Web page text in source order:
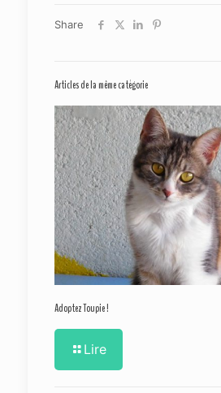
Share
Articles de la même catégorie
Adoptez Toupie !
Lire